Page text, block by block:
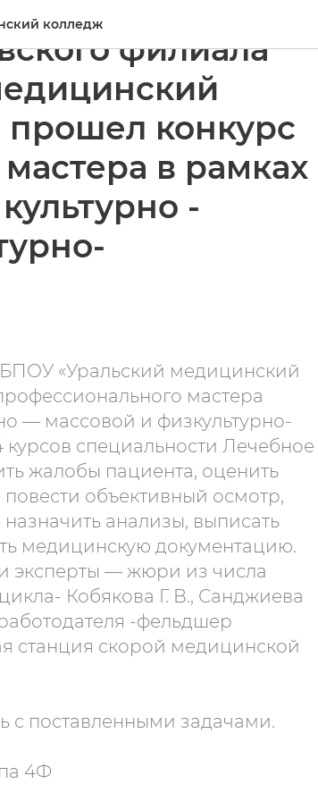
колледж
филиала
прошел конкурс
в рамках
-
«Уральский медицинский
мастера
— массовой и физкультурно-
специальности Лечебное
жалобы пациента, оценить
объективный осмотр,
анализы, выписать
медицинскую документацию.
эксперты — жюри из числа
Кобякова Г. В., Санджиева
-фельдшер
станция скорой медицинской
с поставленными задачами.
4Ф